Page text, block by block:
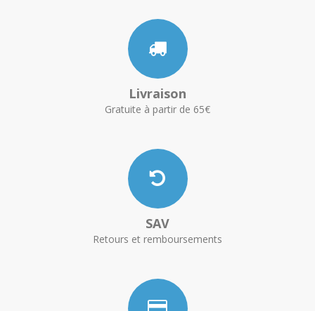
Livraison
Gratuite à partir de 65€
SAV
Retours et remboursements